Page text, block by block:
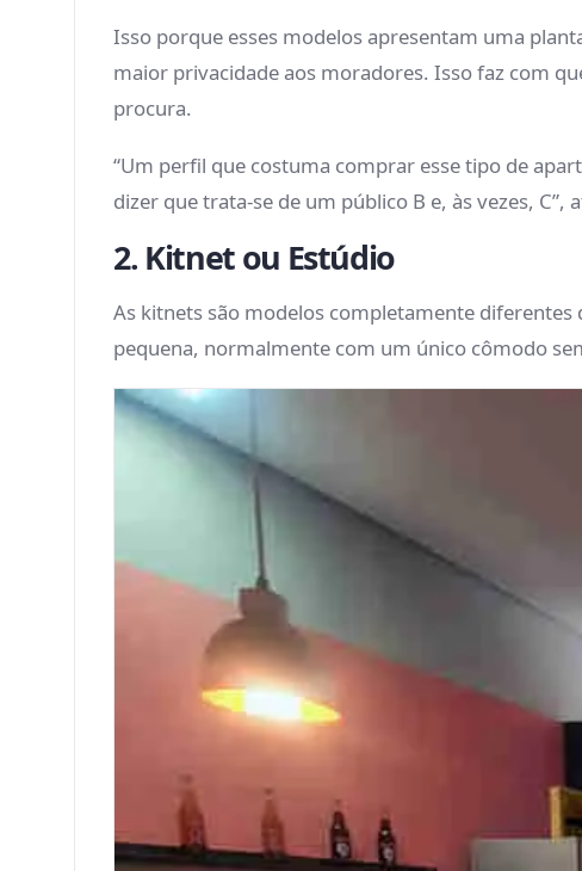
Isso porque esses modelos apresentam uma
maior privacidade aos moradores. Isso faz com
procura.
“Um perfil que costuma comprar esse tipo de
dizer que trata-se de um público B e, às vezes,
2. Kitnet ou Estúdio
As kitnets são modelos completamente
pequena, normalmente com um único cômodo